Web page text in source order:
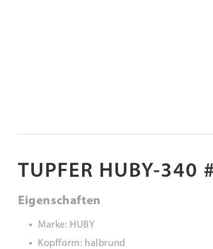
TUPFER HUBY-340
Eigenschaften
Marke: HUBY
Kopfform: halbrund